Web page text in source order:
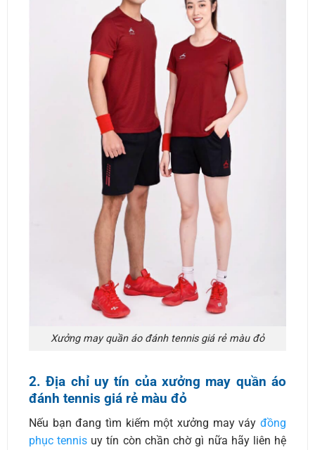
Xưởng may quần áo đánh tennis giá rẻ màu đỏ
2. Địa chỉ uy tín của xưởng may quần áo
đánh tennis giá rẻ màu đỏ
Nếu bạn đang tìm kiếm một xưởng may váyđồng
phục tennis uy tín còn chần chờ gì nữa hãy liên hệ